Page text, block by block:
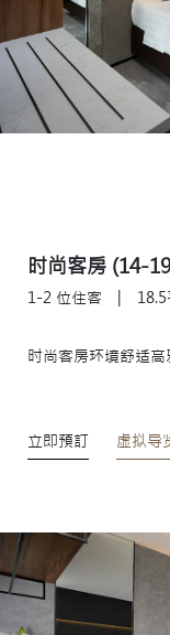
时尚客房 (14-
1-2 位住客
时尚客房环境舒适
立即預訂 虚拟导